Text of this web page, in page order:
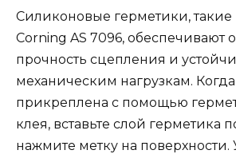
Силиконовые герметики, такие
Corning AS 7096, обеспечивают
прочность сцепления и
механическим нагрузкам.
прикреплена с помощью
клея, вставьте слой герметика
нажмите метку на поверхности.